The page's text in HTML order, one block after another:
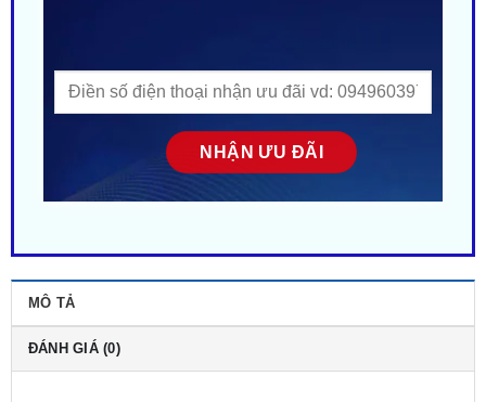
ĐÁNH GIÁ (0)